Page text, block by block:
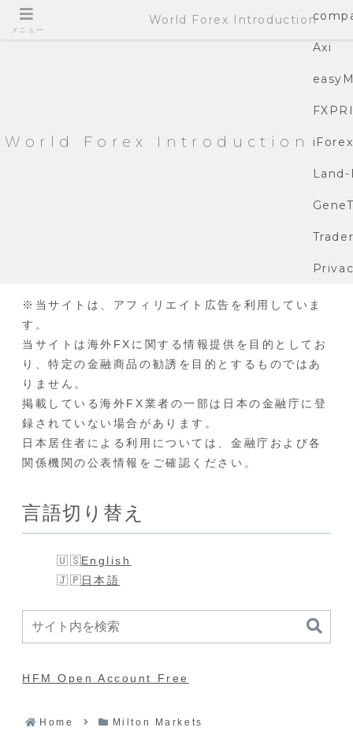
World Forex Introduction
Axi
iForex
Land-
※当サイトは、アフィリエイト広告を利用していま
す。
当サイトは海外FXに関する情報提供を目的としてお
り、特定の金融商品の勧誘を目的とするものではあ
りません。
掲載している海外FX業者の一部は日本の金融庁に登
録されていない場合があります。
日本居住者による利用については、金融庁および各
関係機関の公表情報をご確認ください。
言語切り替え
English
日本語
HFM Open Account Free
Home Milton Markets
メニュー
World Forex Introduction